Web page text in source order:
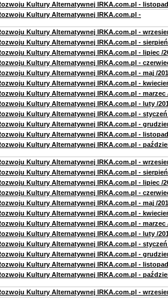
Kultury Alternatywnej IRKA.com.pl -
Kultury Alternatywnej IRKA.com.pl -
Kultury Alternatywnej IRKA.com.pl -
Kultury Alternatywnej IRKA.com.pl -
Kultury Alternatywnej IRKA.com.pl - lipiec /
Kultury Alternatywnej IRKA.com.pl -
Kultury Alternatywnej IRKA.com.pl - maj /
Kultury Alternatywnej IRKA.com.pl -
Kultury Alternatywnej IRKA.com.pl - marzec
Kultury Alternatywnej IRKA.com.pl - luty /
Kultury Alternatywnej IRKA.com.pl - styczeń
Kultury Alternatywnej IRKA.com.pl -
Kultury Alternatywnej IRKA.com.pl - listopad
Kultury Alternatywnej IRKA.com.pl -
Kultury Alternatywnej IRKA.com.pl -
Kultury Alternatywnej IRKA.com.pl - sierpień
Kultury Alternatywnej IRKA.com.pl - lipiec /
Kultury Alternatywnej IRKA.com.pl -
Kultury Alternatywnej IRKA.com.pl - maj /
Kultury Alternatywnej IRKA.com.pl -
Kultury Alternatywnej IRKA.com.pl - marzec
Kultury Alternatywnej IRKA.com.pl - luty /
Kultury Alternatywnej IRKA.com.pl - styczeń
Kultury Alternatywnej IRKA.com.pl -
Kultury Alternatywnej IRKA.com.pl - listopad
Kultury Alternatywnej IRKA.com.pl -
Kultury Alternatywnej IRKA.com.pl -